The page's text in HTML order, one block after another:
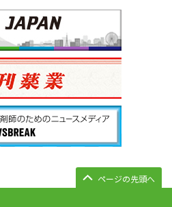
ページの先頭へ